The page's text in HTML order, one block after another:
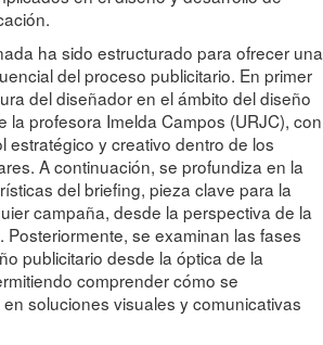
ha sido estructurado para ofrecer una
del proceso publicitario. En primer
del diseñador en el ámbito del diseño
la profesora Imelda Campos (URJC), con
estratégico y creativo dentro de los
A continuación, se profundiza en la
del briefing, pieza clave para la
campaña, desde la perspectiva de la
Posteriormente, se examinan las fases
publicitario desde la óptica de la
comprender cómo se
soluciones visuales y comunicativas